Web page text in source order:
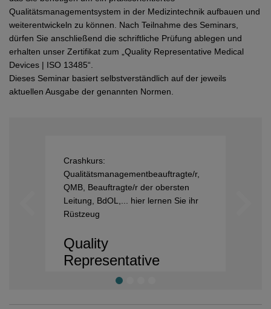
Qualitätsmanagementsystem in der Medizintechnik aufbauen und
weiterentwickeln zu können. Nach Teilnahme des Seminars,
dürfen Sie anschließend die schriftliche Prüfung ablegen und
erhalten unser Zertifikat zum „Quality Representative Medical
Devices | ISO 13485“.
Dieses Seminar basiert selbstverständlich auf der jeweils
aktuellen Ausgabe der genannten Normen.
Crashkurs:
Qualitätsmanagementbeauftragte/r,
QMB, Beauftragte/r der obersten
Leitung, BdOL,... hier lernen Sie ihr
Rüstzeug
Quality
Representative
Medical Devices | ISO